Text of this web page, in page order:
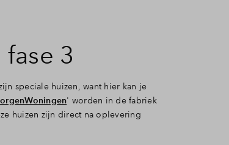
3
speciale huizen, want hier kan je
' worden in de fabriek
huizen zijn direct na oplevering